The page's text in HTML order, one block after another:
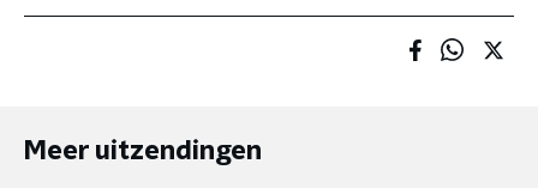
Meer uitzendingen